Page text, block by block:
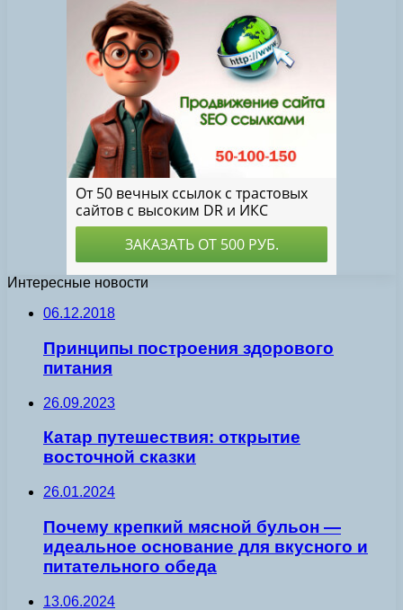
Интересные новости
06.12.2018
Принципы построения здорового
питания
26.09.2023
Катар путешествия: открытие
восточной сказки
26.01.2024
Почему крепкий мясной бульон —
идеальное основание для вкусного и
питательного обеда
13.06.2024